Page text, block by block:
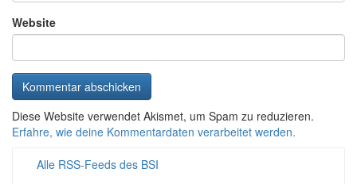
Website
Diese Website verwendet Akismet, um Spam zu reduzieren.
Erfahre, wie deine Kommentardaten verarbeitet werden.
Alle RSS-Feeds des BSI